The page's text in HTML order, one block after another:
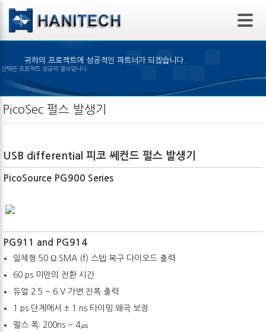
본문 바로가기
귀하의 프로젝트에 성공적인 파트너가 되겠습니다.
알맞은 제품의 선택은 프로젝트 성공의 열쇠입니다.
PicoSec 펄스 발생기
USB differential 피코 쎄컨드 펄스 발생기
PicoSource PG900 Series
PG911 and PG914
일체형 50 Ω SMA (f) 스텝 복구 다이오드 출력
60 ps 미만의 전환 시간
듀얼 2.5 ~ 6 V 가변 진폭 출력
1 ps 단계에서 ± 1 ns 타이밍 왜곡 보정
펄스 폭: 200ns ~ 4㎲